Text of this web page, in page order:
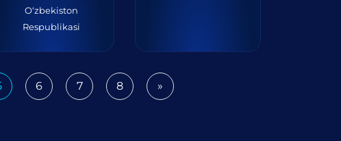
O‘zbekiston
Respublikasi
6 7 8 »Next